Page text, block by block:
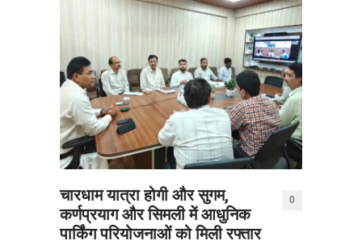
चारधाम यात्रा होगी और सुगम,
कर्णप्रयाग और सिमली में आधुनिक
पार्किंग परियोजनाओं को मिली रफ्तार
0